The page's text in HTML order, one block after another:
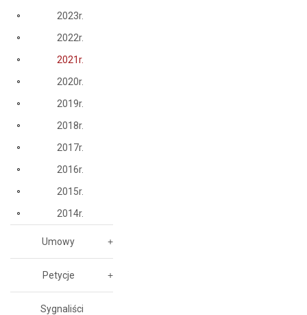
2023r.
2022r.
2021r.
2020r.
2019r.
2018r.
2017r.
2016r.
2015r.
2014r.
Umowy
Petycje
Sygnaliści